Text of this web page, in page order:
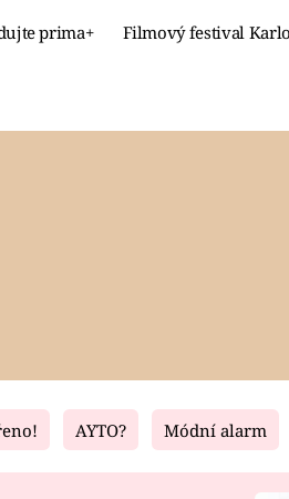
prima+ Filmový festival
Living
AYTO? Módní alarm